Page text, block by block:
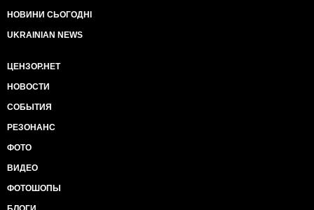
НОВИНИ СЬОГОДНІ
UKRAINIAN NEWS
ЦЕНЗОР.НЕТ
НОВОСТИ
СОБЫТИЯ
РЕЗОНАНС
ФОТО
ВИДЕО
ФОТОШОПЫ